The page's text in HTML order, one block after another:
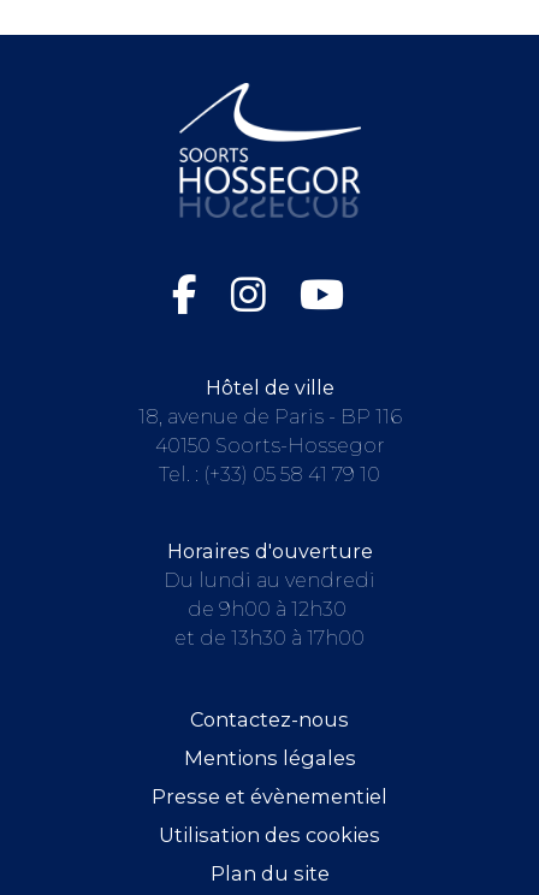
Hôtel de ville
18, avenue de Paris - BP 116
40150 Soorts-Hossegor
Tel. : (+33) 05 58 41 79 10
Horaires d'ouverture
Du lundi au vendredi
de 9h00 à 12h30
et de 13h30 à 17h00
Contactez-nous
Mentions légales
Presse et évènementiel
Utilisation des cookies
Plan du site